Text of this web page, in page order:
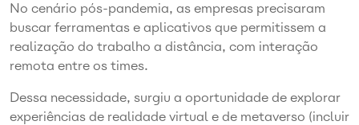
No cenário pós-pandemia, as empresas precisaram
buscar ferramentas e aplicativos que permitissem a
realização do trabalho a distância, com interação
remota entre os times.
Dessa necessidade, surgiu a oportunidade de explorar
experiências de realidade virtual e de metaverso (incluir